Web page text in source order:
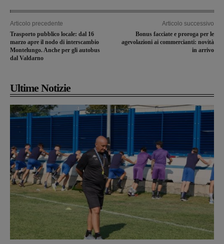
Articolo precedente
Trasporto pubblico locale: dal 16
marzo apre il nodo di interscambio
Montelungo. Anche per gli autobus
dal Valdarno
Articolo successivo
Bonus facciate e proroga per le
agevolazioni ai commercianti: novità
in arrivo
Ultime Notizie